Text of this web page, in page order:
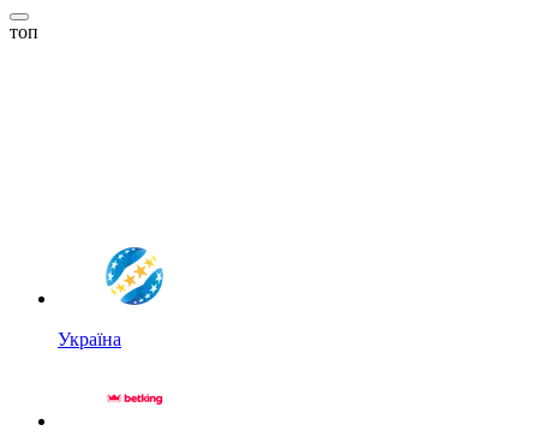
топ
Україна